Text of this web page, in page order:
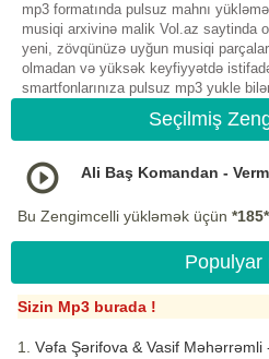
mp3 formatında pulsuz mahnı
musiqi arxivinə malik Vol.az saytinda
yeni, zövqünüzə uyğun musiqi
olmadan və yüksək keyfiyyətdə
smartfonlarınıza pulsuz mp3 yukle
Seçilmiş
Ali Baş Komandan -
Bu Zengimcelli yükləmək üçün
Populyar
Sizin Mp3 burada !
Vəfa Şərifova & Vasif